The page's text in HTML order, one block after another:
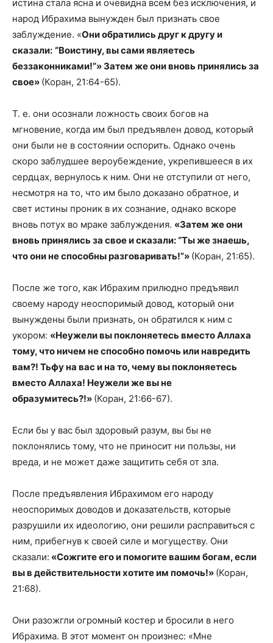
истина стала ясна и очевидна всем без исключения, и
народ Ибрахима вынужден был признать свое
заблуждение. «Они обратились друг к другу и
сказали: “Воистину, вы сами являетесь
беззаконниками!”» Затем же они вновь принялись за
свое» (Коран, 21:64-65).
Т. е. они осознали ложность своих богов на
мгновение, когда им был предъявлен довод, который
они были не в состоянии оспорить. Однако очень
скоро заблудшее вероубеждение, укрепившееся в их
сердцах, вернулось к ним. Они не отступили от него,
несмотря на то, что им было доказано обратное, и
свет истины проник в их сознание, однако вскоре
вновь потух во мраке заблуждения. «Затем же они
вновь принялись за свое и сказали: “Ты же знаешь,
что они не способны разговаривать!”» (Коран, 21:65).
После же того, как Ибрахим прилюдно предъявил
своему народу неоспоримый довод, который они
вынуждены были признать, он обратился к ним с
укором: «Неужели вы поклоняетесь вместо Аллаха
тому, что ничем не способно помочь или навредить
вам?! Тьфу на вас и на то, чему вы поклоняетесь
вместо Аллаха! Неужели же вы не
образумитесь?!» (Коран, 21:66-67).
Если бы у вас был здоровый разум, вы бы не
поклонялись тому, что не приносит ни пользы, ни
вреда, и не может даже защитить себя от зла.
После предъявления Ибрахимом его народу
неоспоримых доводов и доказательств, которые
разрушили их идеологию, они решили расправиться с
ним, прибегнув к своей силе и могуществу. Они
сказали: «Сожгите его и помогите вашим богам, если
вы в действительности хотите им помочь!» (Коран,
21:68).
Они разожгли огромный костер и бросили в него
Ибрахима. В этот момент он произнес: «Мне